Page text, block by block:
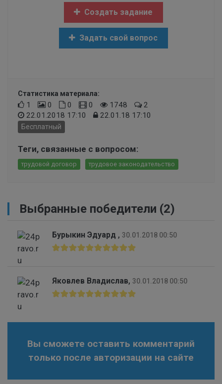
Создать задание
Задать свой вопрос
Статистика материала:
1 0 0 0 1748
2
22.01.2018 17:10
22.01.18 17:10
Бесплатный
Теги, связанные с вопросом:
трудовой договор трудовое законодательство
Выбранные победители (2)
Бурыкин Эдуард , 30.01.2018 00:50
Яковлев Владислав, 30.01.2018 00:50
Вы сможете оставить комментарий
только после авторизации на сайте